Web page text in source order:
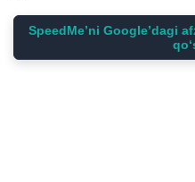
SpeedMe’ni Google’dagi